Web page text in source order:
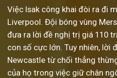
Việc Isak công khai đòi ra đi
Liverpool. Đội bóng vùng
đưa ra lời đề nghị trị giá 110
con số cực lớn. Tuy nhiên, lời
Newcastle từ chối thẳng
của họ trong việc giữ chân